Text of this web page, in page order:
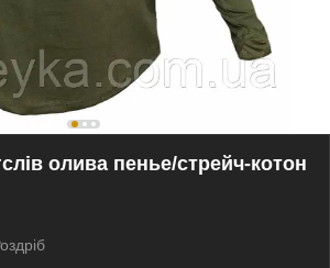
олива пенье/стрейч-котон